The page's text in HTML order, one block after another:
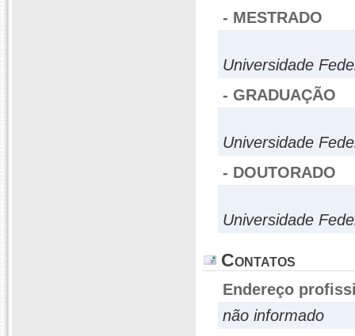
- MESTRADO
Universidade
- GRADUAÇÃO
Universidade
- DOUTORADO
Universidade
Contatos
Endereço
não informado